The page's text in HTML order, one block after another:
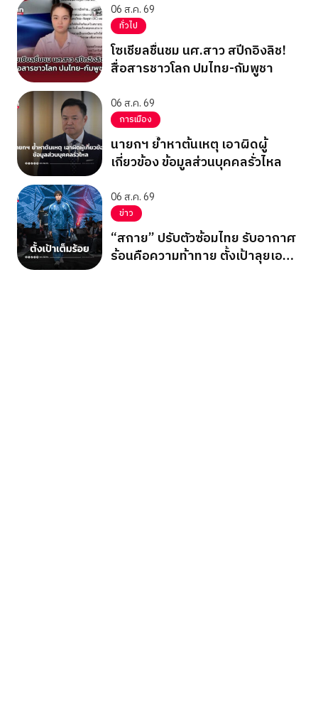
06 ส.ค. 69
ทั่วไป
โซเชียลชื่นชม นศ.สาว สปีกอิงลิช!
สื่อสารชาวโลก ปมไทย-กัมพูชา
06 ส.ค. 69
การเมือง
นายกฯ ย้ำหาต้นเหตุ เอาผิดผู้
เกี่ยวข้อง ข้อมูลส่วนบุคคลรั่วไหล
06 ส.ค. 69
ข่าว
“สกาย” ปรับตัวซ้อมไทย รับอากาศ
ร้อนคือความท้าทาย ตั้งเป้าลุยเอ